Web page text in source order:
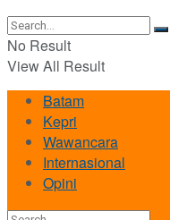
No Result
View All Result
Batam
Kepri
Wawancara
Internasional
Opini